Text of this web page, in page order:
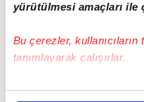
yürütülmesi amaçları ile
Bu çerezler, kullanıcıların
tanımlayarak çalışırlar.
Bu çerezlere izin
5. Williams: 54